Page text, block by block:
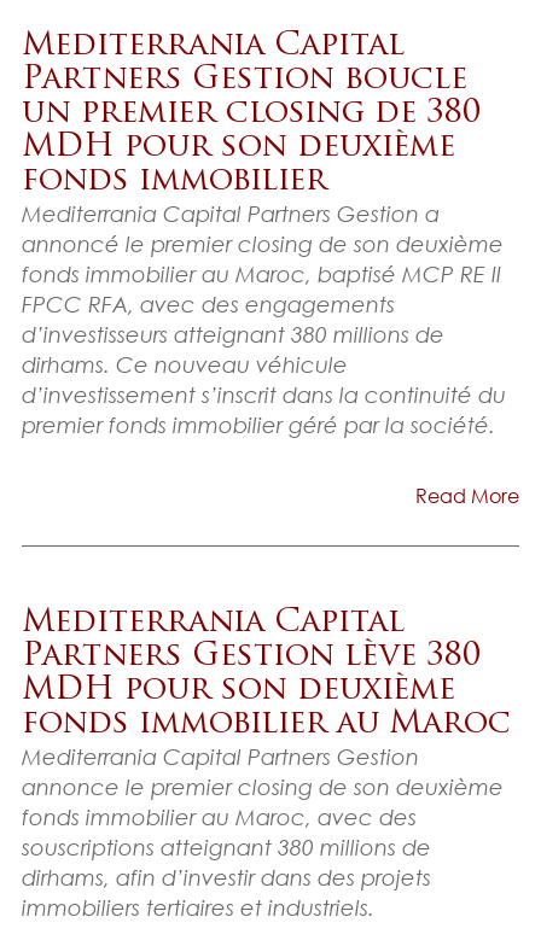
Mediterrania Capital
Partners Gestion boucle
un premier closing de 380
MDH pour son deuxième
fonds immobilier
Mediterrania Capital Partners Gestion a
annoncé le premier closing de son deuxième
fonds immobilier au Maroc, baptisé MCP RE II
FPCC RFA, avec des engagements
d’investisseurs atteignant 380 millions de
dirhams. Ce nouveau véhicule
d’investissement s’inscrit dans la continuité du
premier fonds immobilier géré par la société.
Read More
Mediterrania Capital
Partners Gestion lève 380
MDH pour son deuxième
fonds immobilier au Maroc
Mediterrania Capital Partners Gestion
annonce le premier closing de son deuxième
fonds immobilier au Maroc, avec des
souscriptions atteignant 380 millions de
dirhams, afin d’investir dans des projets
immobiliers tertiaires et industriels.